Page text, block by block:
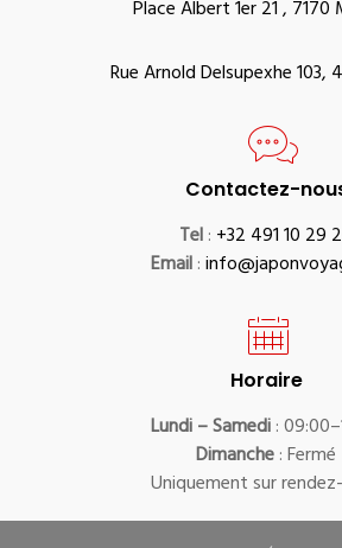
Place Albert 1er 21 , 7170
Rue Arnold Delsupexhe 103,
Contactez-
Tel: +32 491 10 29
Email:
Horaire
Lundi – Samedi:
Dimanche: Fermé
Uniquement sur